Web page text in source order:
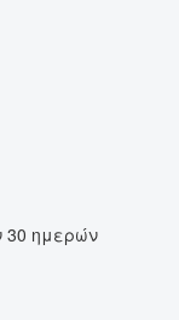
30 ημερών